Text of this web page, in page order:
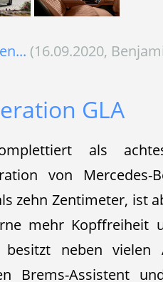
(16.09.2020,
GLA
als
von
zehn Zentimeter, ist
mehr Kopffreiheit
neben vielen
Brems-Assistent